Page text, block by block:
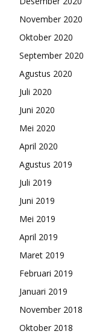
November 2020
Oktober 2020
September 2020
Agustus 2020
Juli 2020
Juni 2020
Mei 2020
April 2020
Agustus 2019
Juli 2019
Juni 2019
Mei 2019
April 2019
Maret 2019
Februari 2019
Januari 2019
November 2018
Oktober 2018